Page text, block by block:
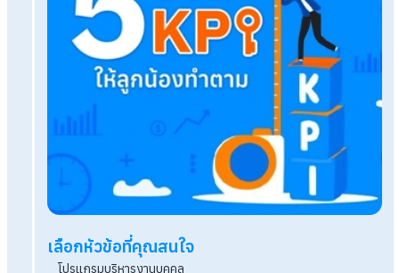
กำหนดการยื่นแบบและชำระภาษีป้าย ประจำปี 2567
e-Tax Invoice คืออะไร มีกี่รูปแบบ แต่ละรูปแบบต่า
อย่างไร